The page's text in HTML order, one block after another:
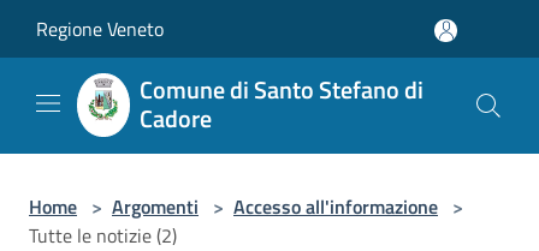
Regione Veneto
Comune di Santo Stefano di
Cadore
Home > Argomenti > Accesso all'informazione >
Tutte le notizie (2)